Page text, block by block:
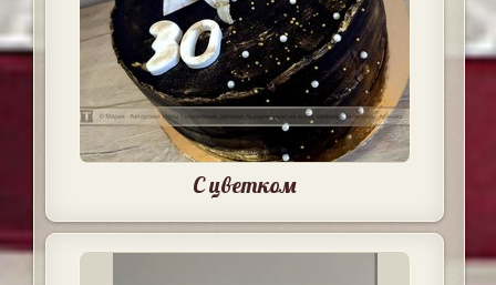
С цветком